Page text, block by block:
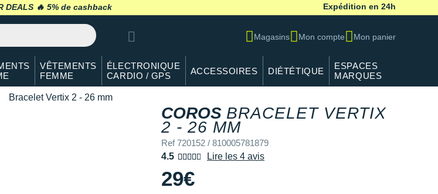
DEALS 🔥 retour 30 jours* Expédition en 24h
Magasins Mon compte Mon panier
VÊTEMENTS
FEMME
ÉLECTRONIQUE
CARDIO / GPS
ACCESSOIRES DIÉTÉTIQUE
ESPACES
MARQUES
Bracelet Vertix 2 - 26 mm
COROS BRACELET VERTIX
2 - 26 MMREF 720152 /
Ref 720152 / 810005781879
4.5
Lire les 4 avis
29€